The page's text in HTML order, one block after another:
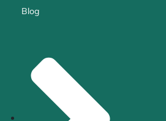
Blog